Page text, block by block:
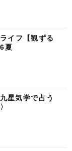
イフ【観ずる
夏
星気学で占う